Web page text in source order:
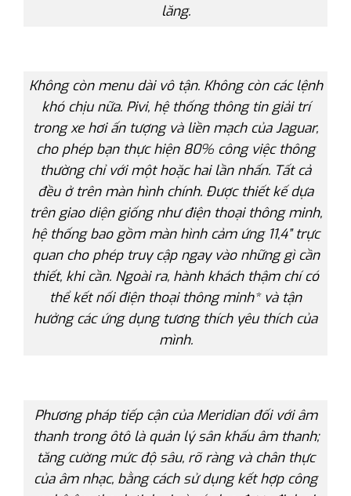
lăng.
Không còn menu dài vô tận. Không còn các lệnh
khó chịu nữa. Pivi, hệ thống thông tin giải trí
trong xe hơi ấn tượng và liền mạch của Jaguar,
cho phép bạn thực hiện 80% công việc thông
thường chỉ với một hoặc hai lần nhấn. Tất cả
đều ở trên màn hình chính. Được thiết kế dựa
trên giao diện giống như điện thoại thông minh,
hệ thống bao gồm màn hình cảm ứng 11,4” trực
quan cho phép truy cập ngay vào những gì cần
thiết, khi cần. Ngoài ra, hành khách thậm chí có
thể kết nối điện thoại thông minh* và tận
hưởng các ứng dụng tương thích yêu thích của
mình.
Phương pháp tiếp cận của Meridian đối với âm
thanh trong ôtô là quản lý sân khấu âm thanh;
tăng cường mức độ sâu, rõ ràng và chân thực
của âm nhạc, bằng cách sử dụng kết hợp công